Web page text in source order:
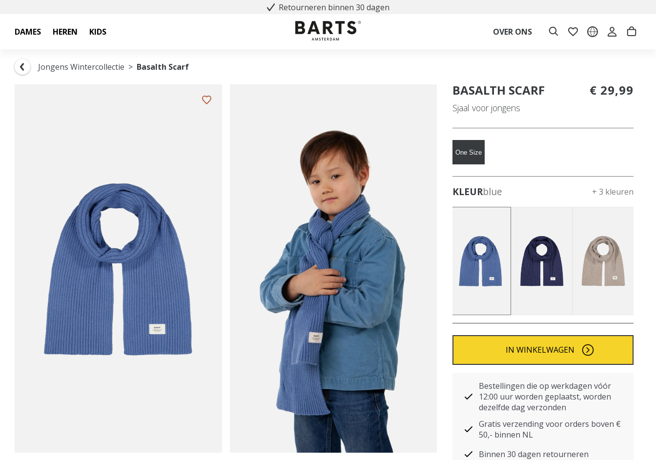
Retourneren binnen 30 dagen
DAMES HEREN KIDS OVER ONS
Jongens Wintercollectie Basalth Scarf
BASALTH SCARF
Sjaal voor jongens
€ 29,99
One Size
KLEURblue + 3 kleuren
IN WINKELWAGEN
Bestellingen die op werkdagen vóór
12:00 uur worden geplaatst, worden
dezelfde dag verzonden
Gratis verzending voor orders boven €
50,- binnen NL
Binnen 30 dagen retourneren